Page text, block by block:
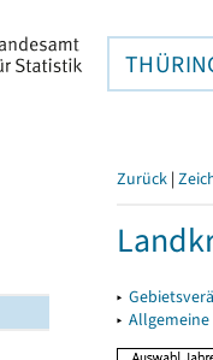
Zurück |
▸
▸